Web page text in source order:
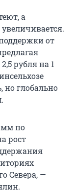
а
от
рубля на 1
но глобально
по
рост
Севера, —